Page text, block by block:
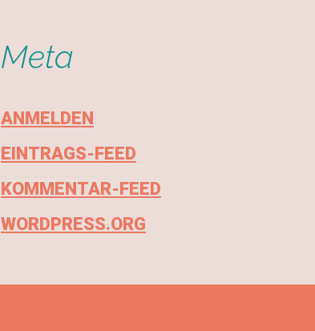
Meta
ANMELDEN
EINTRAGS-FEED
KOMMENTAR-FEED
WORDPRESS.ORG